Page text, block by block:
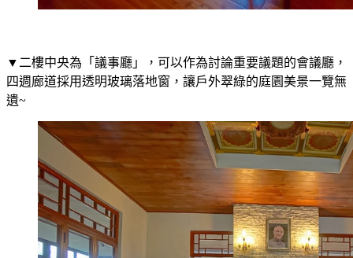
▼二樓中央為「議事廳」，可以作為討論重要議題的會議廳，
四週廊道採用透明玻璃落地窗，讓戶外翠綠的庭園美景一覽無
遺~